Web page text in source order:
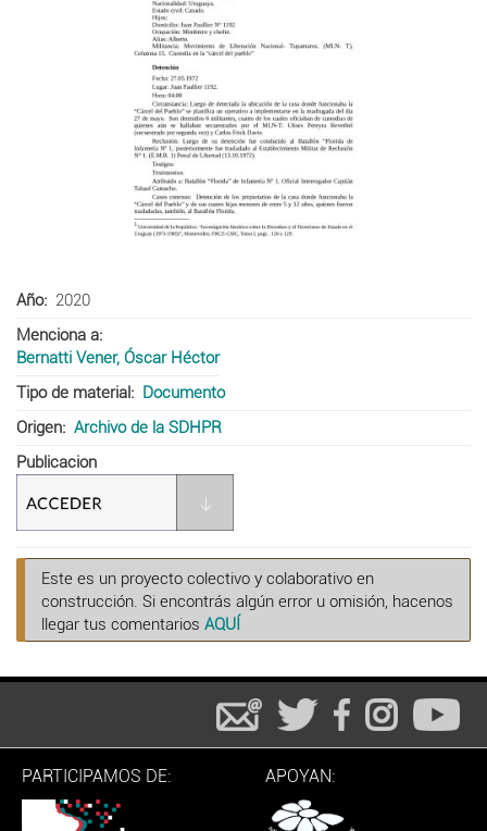
Año
2020
Menciona a
Bernatti Vener, Óscar Héctor
Tipo de material
Documento
Origen
Archivo de la SDHPR
Publicacion
Este es un proyecto colectivo y colaborativo en
construcción. Si encontrás algún error u omisión, hacenos
llegar tus comentarios AQUÍ
PARTICIPAMOS DE: APOYAN: